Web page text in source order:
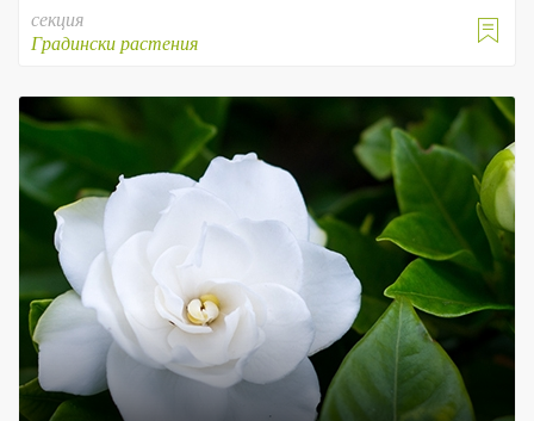

секция
Градински растения